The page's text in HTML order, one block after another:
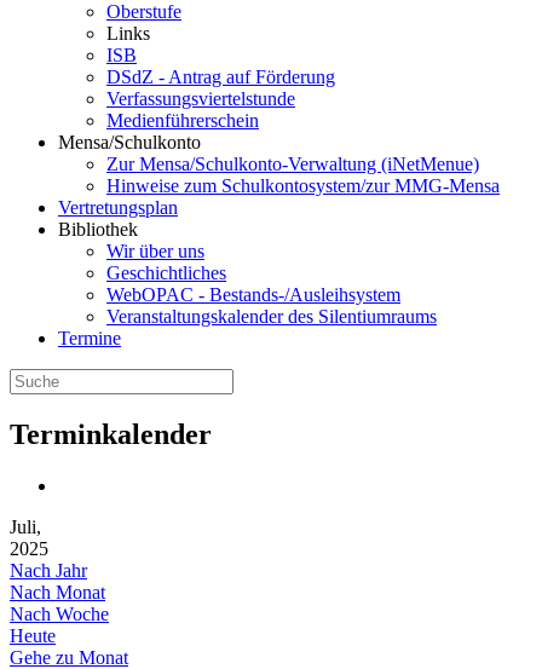
Oberstufe
Links
ISB
DSdZ - Antrag auf Förderung
Verfassungsviertelstunde
Medienführerschein
Mensa/Schulkonto
Zur Mensa/Schulkonto-Verwaltung (iNetMenue)
Hinweise zum Schulkontosystem/zur MMG-Mensa
Vertretungsplan
Bibliothek
Wir über uns
Geschichtliches
WebOPAC - Bestands-/Ausleihsystem
Veranstaltungskalender des Silentiumraums
Termine
Terminkalender
Juli,
2025
Nach Jahr
Nach Monat
Nach Woche
Heute
Gehe zu Monat